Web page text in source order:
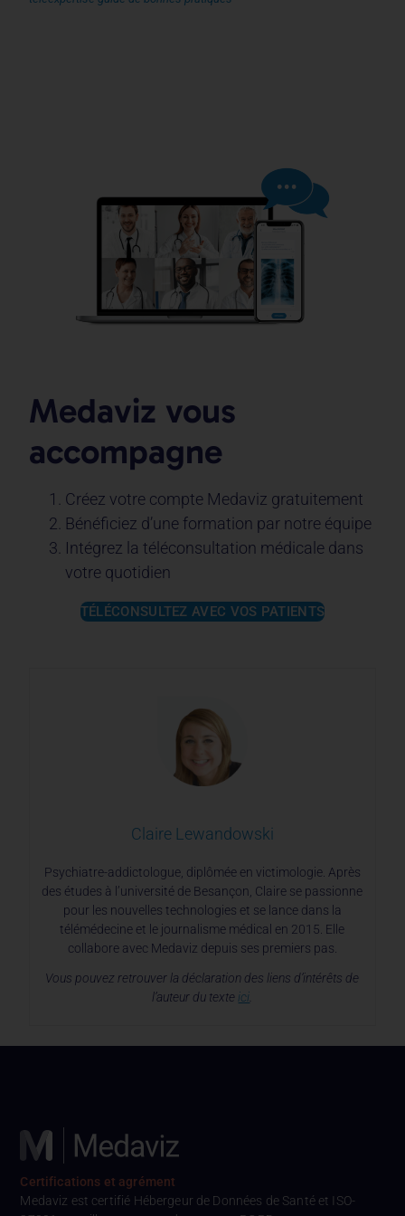
Medaviz vous
accompagne
Créez votre compte Medaviz gratuitement
Bénéficiez d’une formation par notre équipe
Intégrez la téléconsultation médicale dans
votre quotidien
TÉLÉCONSULTEZ AVEC VOS PATIENTS
Claire Lewandowski
Psychiatre-addictologue, diplômée en victimologie. Après
des études à l’université de Besançon, Claire se passionne
pour les nouvelles technologies et se lance dans la
télémédecine et le journalisme médical en 2015. Elle
collabore avec Medaviz depuis ses premiers pas.
Vous pouvez retrouver la déclaration des liens d’intérêts de
l’auteur du texte ici
Certifications et agrément
Medaviz est certifié Hébergeur de Données de Santé et ISO-